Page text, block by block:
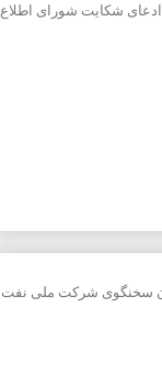
شکایت شورای اطلاع
سخنگوی شرکت ملی نفت